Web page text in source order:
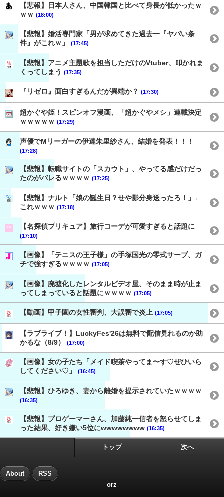
【悲報】日本人さん、中国韓国と比べて身長が低かったｗ
ｗｗ (18:00)
【悲報】婚活専門家「男が求めてきた過去一『ヤバい条
件』がこれｗ」
(17:45)
【悲報】アニメ主題歌を担当しただけのVtuber、叩かれま
くってしまう (17:35)
『リゼロ』面白すぎるんだが異端か？ (17:30)
超かぐや姫！スピンオフ漫画、「超かぐやメシ」連載決定
ｗｗｗｗｗ (17:29)
声優でMリーガーの伊達朱里紗さん、結婚を発表！！！
(17:28)
【悲報】転職サイトの「スカウト」、やってる感だけだっ
たのがバレるｗｗｗｗ (17:25)
【悲報】ナルト「娘の誕生日？せや影分身送ったろ！」←
これｗｗｗ (17:18)
【名探偵プリキュア】旅行コーデが可愛すぎると話題に
(17:10)
【画像】「テニスの王子様」の手塚国光の零式サーブ、ガ
チで強すぎるｗｗｗｗ (17:05)
【画像】廃墟化したレンタルビデオ屋、そのまま時が止ま
ってしまっていると話題にｗｗｗｗ (17:05)
【動画】甲子園の女性審判、大誤審で炎上 (17:05)
【ラブライブ！】LuckyFes'26は無料で配信見れるのか助
かるな（8/9）
(17:00)
【画像】女の子たち「メイド喫茶やってま〜す♡ぜひいら
してください♡」
(16:45)
【悲報】ひろゆき、妻から離婚を提示されていたｗｗｗｗ
(16:35)
【悲報】プロゲーマーさん、加藤純一信者を怒らせてしま
った結果、好き嫌い5位にwwwwwwww (16:35)
トップ 次へ
About RSS
orz